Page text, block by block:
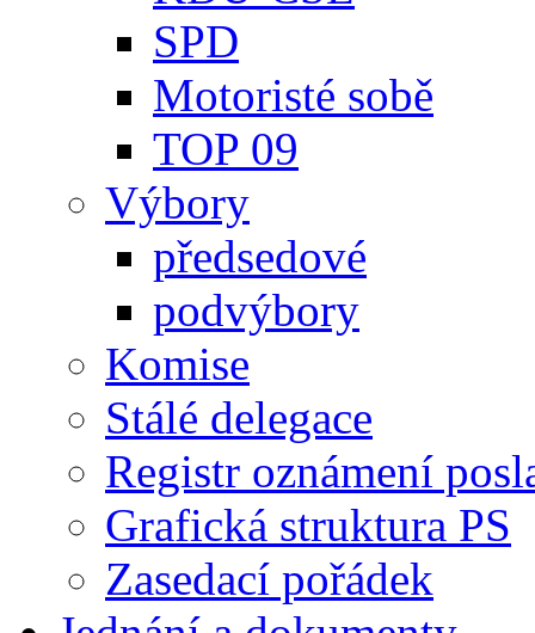
SPD
Motoristé sobě
TOP 09
Výbory
předsedové
podvýbory
Komise
Stálé delegace
Registr oznámení
Grafická struktura PS
Zasedací pořádek